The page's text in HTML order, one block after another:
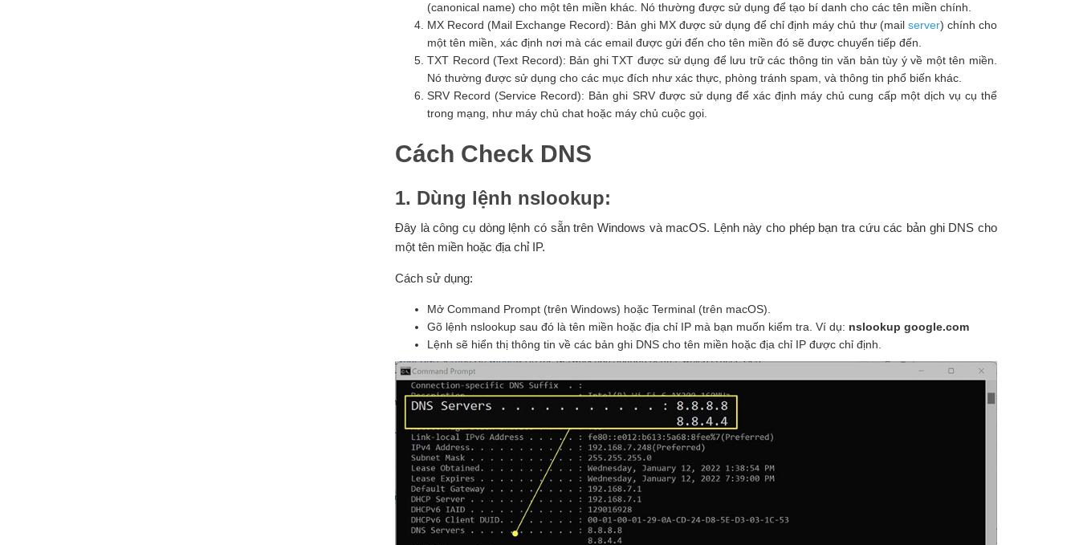
(canonical name) cho một tên miền khác. Nó thường được sử dụng để tạo bí danh cho các tên miền chính.
MX Record (Mail Exchange Record): Bản ghi MX được sử dụng để chỉ định máy chủ thư (mail server) chính cho
một tên miền, xác định nơi mà các email được gửi đến cho tên miền đó sẽ được chuyển tiếp đến.
TXT Record (Text Record): Bản ghi TXT được sử dụng để lưu trữ các thông tin văn bản tùy ý về một tên miền.
Nó thường được sử dụng cho các mục đích như xác thực, phòng tránh spam, và thông tin phổ biến khác.
SRV Record (Service Record): Bản ghi SRV được sử dụng để xác định máy chủ cung cấp một dịch vụ cụ thể
trong mạng, như máy chủ chat hoặc máy chủ cuộc gọi.
Cách Check DNS
1. Dùng lệnh nslookup:
Đây là công cụ dòng lệnh có sẵn trên Windows và macOS. Lệnh này cho phép bạn tra cứu các bản ghi DNS cho
một tên miền hoặc địa chỉ IP.
Cách sử dụng:
Mở Command Prompt (trên Windows) hoặc Terminal (trên macOS).
Gõ lệnh nslookup sau đó là tên miền hoặc địa chỉ IP mà bạn muốn kiểm tra. Ví dụ: nslookup google.com
Lệnh sẽ hiển thị thông tin về các bản ghi DNS cho tên miền hoặc địa chỉ IP được chỉ định.